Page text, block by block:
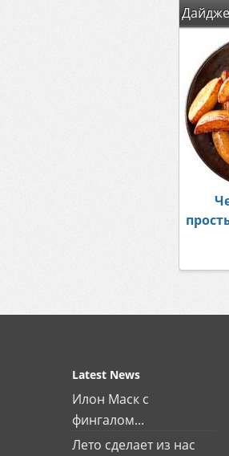
Latest News
Илон Маск с
фингалом...
Лето сделает из нас